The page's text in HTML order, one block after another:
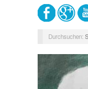
Durchsuchen: